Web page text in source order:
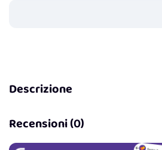
Descrizione
Recensioni (0)